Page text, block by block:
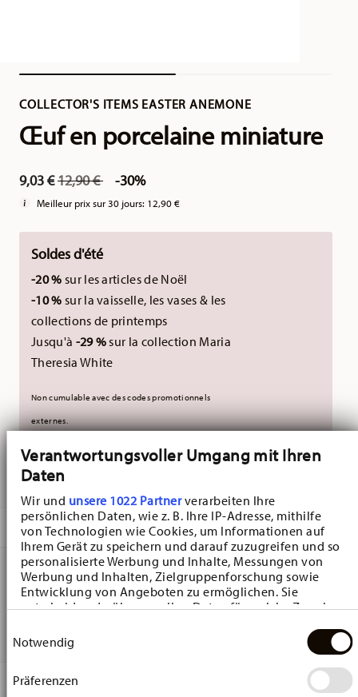
Verantwortungsvoller Umgang mit Ihren
Daten
Wir und unsere 1022 Partnerverarbeiten Ihre
persönlichen Daten, wie z. B. Ihre IP-Adresse, mithilfe
von Technologien wie Cookies, um Informationen auf
Ihrem Gerät zu speichern und darauf zuzugreifen und so
personalisierte Werbung und Inhalte, Messungen von
Werbung und Inhalten, Zielgruppenforschung sowie
Entwicklung von Angeboten zu ermöglichen. Sie
entscheiden darüber, wer Ihre Daten für welche Zwecke
Cookie-Erklärung oder durch Klicken auf das Privacy
Trigger Symbol ändern oder widerrufen
Wenn Sie es erlauben, würden wir auch gerne:
Notwendig
Präferenzen
COLLECTOR'S ITEMS EASTER ANEMONE
Œuf en porcelaine miniature
9,03 €Price reduced from
12,90 €to -30%
Meilleur prix sur 30 jours: 12,90 €
Soldes d'été
-20 % sur les articles de Noël
-10 % sur la vaisselle, les vases & les
collections de printemps
Jusqu'à -29 %sur la collection Maria
Theresia White
Non cumulable avec des codes promotionnels
externes.
LIVRÉ EN 5-7 JOURS OUVRABLES
DESCRIPTION
Hutschenreuther Frühlingswiese Anemone Miniature
DÉTAILS